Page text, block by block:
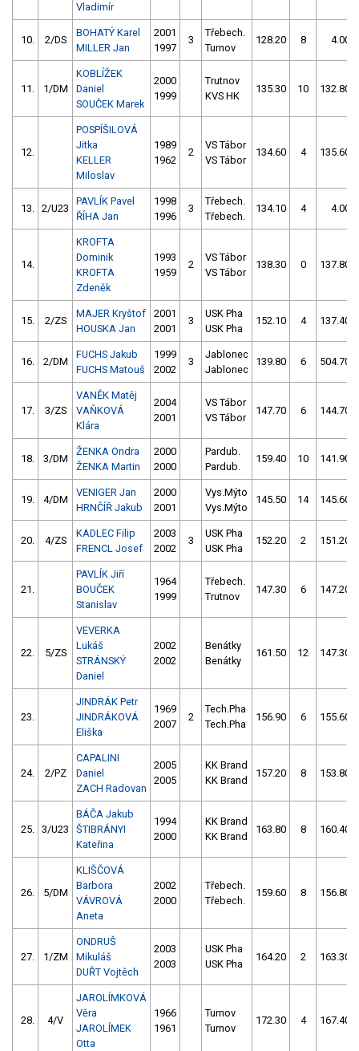
Vladimír
10. 2/DS
BOHATÝ Karel
MILLER Jan
2001
1997
3
Třebech.
Turnov
128.20 8 4.00
11. 1/DM
KOBLÍŽEK
Daniel
SOUČEK Marek
2000
1999
Trutnov
KVS HK
135.30 10 132.80
12.
POSPÍŠILOVÁ
Jitka
KELLER
Miloslav
1989
1962
2
VS Tábor
VS Tábor
134.60 4 135.60
13. 2/U23
PAVLÍK Pavel
ŘÍHA Jan
1998
1996
3
Třebech.
Třebech.
134.10 4 4.00
14.
KROFTA
Dominik
KROFTA
Zdeněk
1993
1959
2
VS Tábor
VS Tábor
138.30 0 137.80
15. 2/ZS
MAJER Kryštof
HOUSKA Jan
2001
2001
3
USK Pha
USK Pha
152.10 4 137.40
16. 2/DM
FUCHS Jakub
FUCHS Matouš
1999
2002
3
Jablonec
Jablonec
139.80 6 504.70
17. 3/ZS
VANĚK Matěj
VAŇKOVÁ
Klára
2004
2001
VS Tábor
VS Tábor
147.70 6 144.70
18. 3/DM
ŽENKA Ondra
ŽENKA Martin
2000
2000
Pardub.
Pardub.
159.40 10 141.90
19. 4/DM
VENIGER Jan
HRNČÍŘ Jakub
2000
2001
Vys.Mýto
Vys.Mýto
145.50 14 145.60
20. 4/ZS
KADLEC Filip
FRENCL Josef
2003
2002
3
USK Pha
USK Pha
152.20 2 151.20
21.
PAVLÍK Jiří
BOUČEK
Stanislav
1964
1999
Třebech.
Trutnov
147.30 6 147.20
22. 5/ZS
VEVERKA
Lukáš
STRÁNSKÝ
Daniel
2002
2002
Benátky
Benátky
161.50 12 147.30
23.
JINDRÁK Petr
JINDRÁKOVÁ
Eliška
1969
2007
2
Tech.Pha
Tech.Pha
156.90 6 155.60
24. 2/PZ
CAPALINI
Daniel
ZACH Radovan
2005
2005
KK Brand
KK Brand
157.20 8 153.80
25. 3/U23
BÁČA Jakub
ŠTIBRÁNYI
Kateřina
1994
2000
KK Brand
KK Brand
163.80 8 160.40
26. 5/DM
KLIŠČOVÁ
Barbora
VÁVROVÁ
Aneta
2002
2000
Třebech.
Třebech.
159.60 8 156.80
27. 1/ZM
ONDRUŠ
Mikuláš
DUŘT Vojtěch
2003
2003
USK Pha
USK Pha
164.20 2 163.30
28. 4/V
JAROLÍMKOVÁ
Věra
JAROLÍMEK
Otta
1966
1961
Turnov
Turnov
172.30 4 167.40